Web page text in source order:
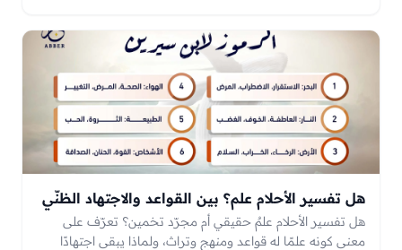
هل تفسير الأحلام علم؟ بين القواعد والاجتهاد الظنّي
هل تفسير الأحلام علمٌ حقيقي أم مجرّد تخمين؟ تعرّف على
معنى كونه علمًا له قواعد ومنهج وتراث، ولماذا يبقى اجتهادًا